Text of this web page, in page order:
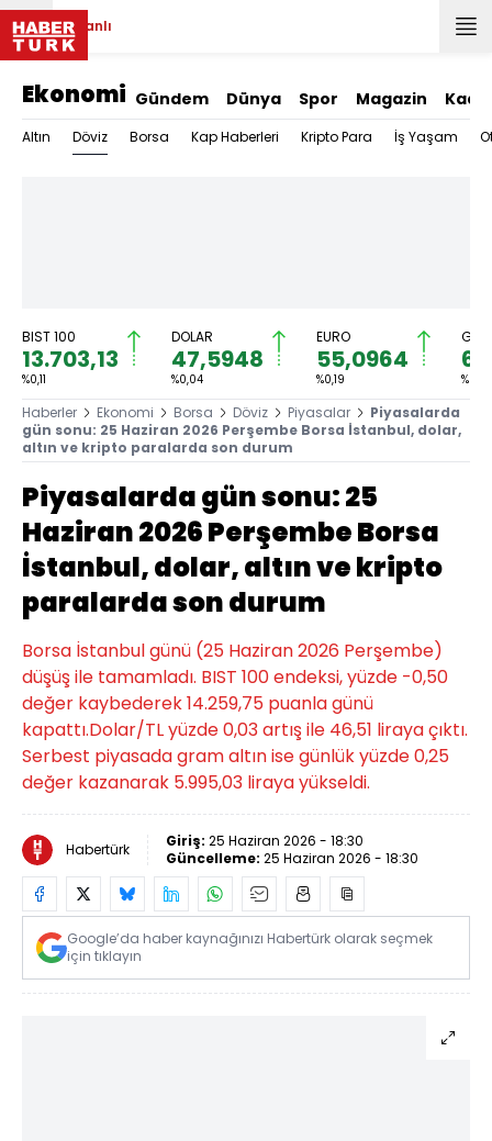
Canlı
Ekonomi Gündem Dünya Spor Magazin
Altın Döviz Borsa Kap Haberleri Kripto Para İş Yaşam
BIST 100
13.703,13
%0,11
DOLAR
47,5948
%0,04
EURO
55,0964
%0,19 %0,49
Haberler Ekonomi Borsa Döviz Piyasalar
Piyasalarda
gün sonu: 25 Haziran 2026 Perşembe Borsa İstanbul, dolar,
altın ve kripto paralarda son durum
Piyasalarda gün sonu: 25
Haziran 2026 Perşembe Borsa
İstanbul, dolar, altın ve kripto
paralarda son durum
Borsa İstanbul günü (25 Haziran 2026 Perşembe)
düşüş ile tamamladı. BIST 100 endeksi, yüzde -0,50
değer kaybederek 14.259,75 puanla günü
kapattı.Dolar/TL yüzde 0,03 artış ile 46,51 liraya çıktı.
Serbest piyasada gram altın ise günlük yüzde 0,25
değer kazanarak 5.995,03 liraya yükseldi.
Habertürk Giriş: 25 Haziran 2026 - 18:30
Güncelleme: 25 Haziran 2026 - 18:30
Google’da haber kaynağınızı Habertürk olarak seçmek
için tıklayın